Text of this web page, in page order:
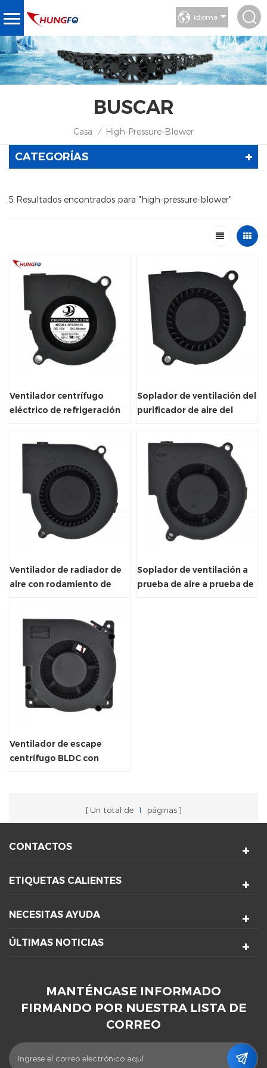
Idioma
BUSCAR
Casa / High-Pressure-Blower
CATEGORÍAS
5 Resultados encontrados para "high-pressure-blower"
Ventilador centrífugo
eléctrico de refrigeración
Soplador de ventilación del
purificador de aire del
refrigerador
Ventilador de radiador de
aire con rodamiento de
Soplador de ventilación a
prueba de aire a prueba de
Ventilador de escape
centrífugo BLDC con
Un total de 1 páginas
CONTACTOS
ETIQUETAS CALIENTES
NECESITAS AYUDA
ÚLTIMAS NOTICIAS
MANTÉNGASE INFORMADO
FIRMANDO POR NUESTRA LISTA DE
CORREO